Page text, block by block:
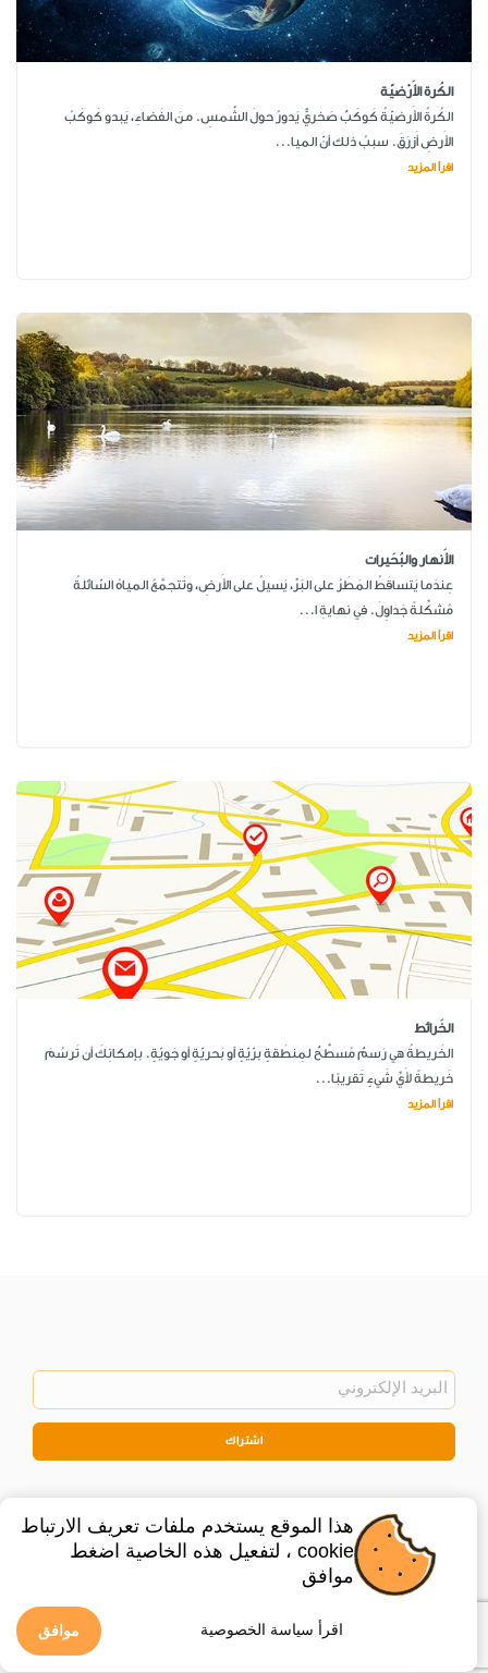
الكُرة الأَرْضيّة
الكُرةُ الأَرضيّةُ كَوكَبٌ صَخريٌّ يَدورُ حولَ الشَّمسِ. منَ الفَضاءِ، يَبدو كَوكَبُ
الأَرضِ أَزرَقَ. سببُ ذلك أنّ الميا...
اقرأ المزيد
الأَنهار والبُحَيرات
عِندَما يَتساقَطُ المَطَرُ على البَرِّ، يَسيلُ على الأَرضِ، وتَتجمَّعُ المياهُ السّائلةُ
مُشكِّلةً جَداوِلَ. في نهايةِ ا...
اقرأ المزيد
الخَرائط
الخَريطةُ هي رَسمٌ مُسطَّحٌ لمِنطَقةٍ برّيّةٍ أو بَحريّةٍ أو جَويّةٍ. بإمكانِكَ أن تَرسُمَ
خَريطةً لأَيِّ شَيءٍ تَقريبًا...
اقرأ المزيد
اشتراك
هذا الموقع يستخدم ملفات تعريف الارتباط
cookie ، لتفعيل هذه الخاصية اضغط
موافق
موافق اقرأ سياسة الخصوصية